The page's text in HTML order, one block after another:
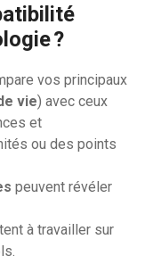
?
vos principaux
vie) avec ceux
et
ou des points
peuvent révéler
à travailler sur